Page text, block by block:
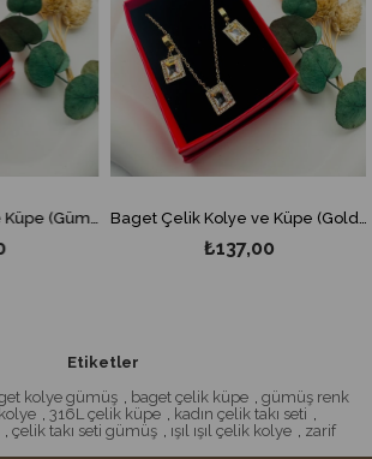
Baget Çelik Kolye ve Küpe (Gümüş) 0106336-1 Baget Çelik Kolye ve Küpe (Gold) 0106336
₺137,00
Etiketler
kolye gümüş baget çelik küpe
gümüş renk
316L çelik küpe kadın çelik takı seti
çelik takı seti gümüş ışıl ışıl çelik kolye
zarif